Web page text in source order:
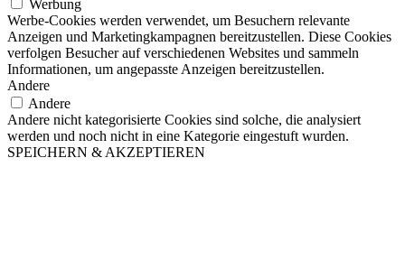
Werbung
Werbe-Cookies werden verwendet, um Besuchern relevante
Anzeigen und Marketingkampagnen bereitzustellen. Diese Cookies
verfolgen Besucher auf verschiedenen Websites und sammeln
Informationen, um angepasste Anzeigen bereitzustellen.
Andere
Andere
Andere nicht kategorisierte Cookies sind solche, die analysiert
werden und noch nicht in eine Kategorie eingestuft wurden.
SPEICHERN & AKZEPTIEREN